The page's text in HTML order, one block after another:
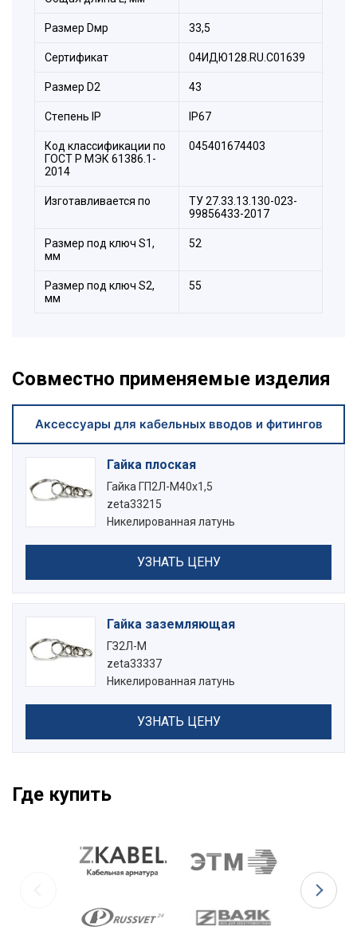
1. Корпус.
3. Уплотнитель металлорукава.
Размер Dмр 33,5
Сертификат 04ИДЮ128.RU.С01639
Размер D2 43
Стeпень IP IP67
Код классификации по
ГОСТ Р МЭК 61386.1-
2014
045401674403
Изготавливается по
ТУ 27.33.13.130-023-
99856433-2017
Размер под ключ S1,
мм
52
Размер под ключ S2,
мм
55
Совместно применяемые изделия
Аксессуары для кабельных вводов и фитингов
Гайка плоская
Гайка ГП2Л-М40х1,5
zeta33215
Никелированная латунь
УЗНАТЬ ЦЕНУ
Гайка заземляющая
ГЗ2Л-М
zeta33337
Никелированная латунь
УЗНАТЬ ЦЕНУ
Где купить